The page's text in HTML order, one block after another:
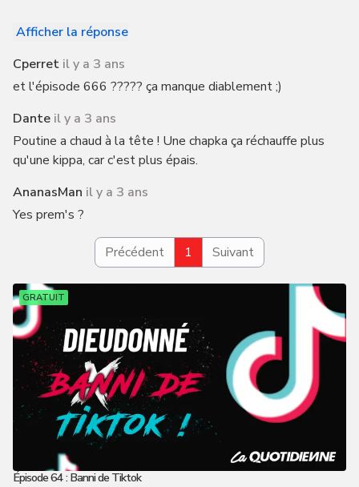
Afficher la réponse
Cperret il y a 3 ans
et l'épisode 666 ????? ça manque diablement ;)
Dante il y a 3 ans
Poutine a chaud à la tête ! Une chapka ça réchauffe plus
qu'une kippa, car c'est plus épais.
AnanasMan il y a 3 ans
Yes prem's ?
Précédent 1 Suivant
GRATUIT
Épisode 64 : Banni de Tiktok